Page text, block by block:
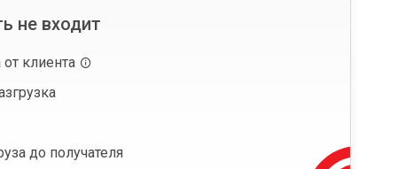
не входит
от клиента
до получателя